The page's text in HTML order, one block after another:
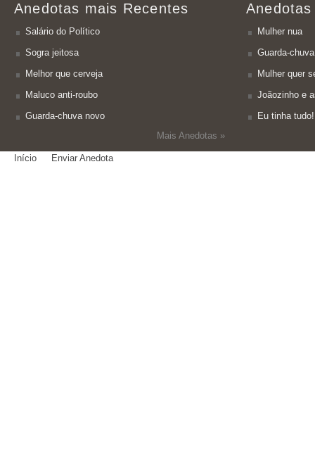
Anedotas mais Recentes
Salário do Político
Sogra jeitosa
Melhor que cerveja
Maluco anti-roubo
Guarda-chuva novo
Mais Anedotas »
Mulher nua
Guarda-
Mulher quer
Joãozinho e
Eu tinha tudo!
Início Enviar Anedota